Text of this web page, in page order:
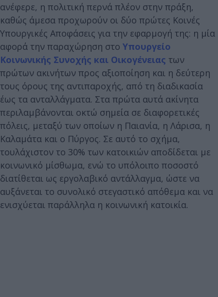
ανέφερε, η πολιτική περνά πλέον στην πράξη,
καθώς άμεσα προχωρούν οι δύο πρώτες Κοινές
Υπουργικές Αποφάσεις για την εφαρμογή της: η μία
αφορά την παραχώρηση στο Υπουργείο
Κοινωνικής Συνοχής και Οικογένειας των
πρώτων ακινήτων προς αξιοποίηση και η δεύτερη
τους όρους της αντιπαροχής, από τη διαδικασία
έως τα ανταλλάγματα. Στα πρώτα αυτά ακίνητα
περιλαμβάνονται οκτώ σημεία σε διαφορετικές
πόλεις, μεταξύ των οποίων η Παιανία, η Λάρισα, η
Καλαμάτα και ο Πύργος. Σε αυτό το σχήμα,
τουλάχιστον το 30% των κατοικιών αποδίδεται με
κοινωνικό μίσθωμα, ενώ το υπόλοιπο ποσοστό
διατίθεται ως εργολαβικό αντάλλαγμα, ώστε να
αυξάνεται το συνολικό στεγαστικό απόθεμα και να
ενισχύεται παράλληλα η κοινωνική κατοικία.